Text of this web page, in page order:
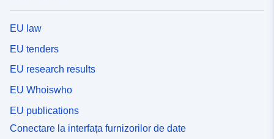
EU law
EU tenders
EU research results
EU Whoiswho
EU publications
Conectare la interfața furnizorilor de date